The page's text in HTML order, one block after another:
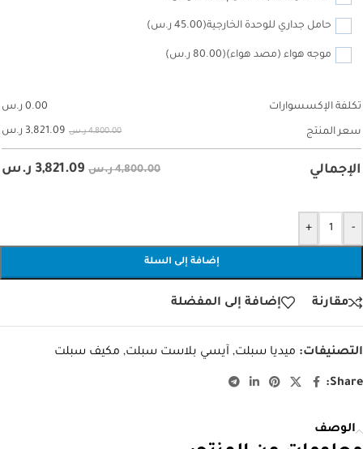
حامل جداري للوحدة الخارجية(45.00 ر.س)
موجه هواء (مصد هواء)(80.00 ر.س)
تكلفة الإكسسوارات 0.00 ر.س
سعر المنتج 4,800.00 ر.س 3,821.09 ر.س
الإجمالي 4,800.00 ر.س 3,821.09 ر.س
-
+
إضافة إلى السلة
مقارنة إضافة إلى المفضلة
التصنيفات: ميديا سبلت, آيسي بلاست سبلت, مكيف سبلت
Share:
الوصف